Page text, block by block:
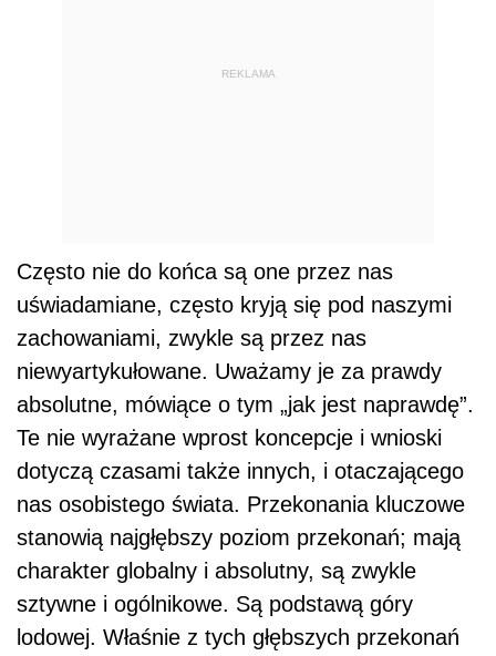
REKLAMA
Często nie do końca są one przez nas
uświadamiane, często kryją się pod naszymi
zachowaniami, zwykle są przez nas
niewyartykułowane. Uważamy je za prawdy
absolutne, mówiące o tym „jak jest naprawdę”.
Te nie wyrażane wprost koncepcje i wnioski
dotyczą czasami także innych, i otaczającego
nas osobistego świata. Przekonania kluczowe
stanowią najgłębszy poziom przekonań; mają
charakter globalny i absolutny, są zwykle
sztywne i ogólnikowe. Są podstawą góry
lodowej. Właśnie z tych głębszych przekonań